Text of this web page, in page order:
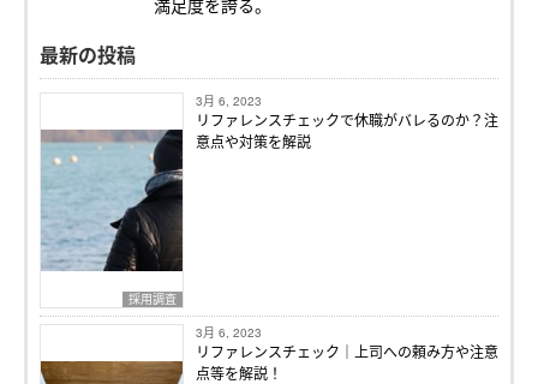
最新の投稿
採用調査
3月 6, 2023
リファレンスチェックで休職がバレるのか？注
意点や対策を解説
3月 6, 2023
リファレンスチェック｜上司への頼み方や注意
点等を解説！